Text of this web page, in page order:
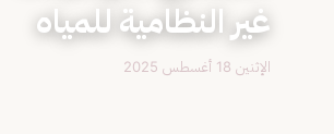
غير النظامية للمياه
الإثنين 18 أغسطس 2025